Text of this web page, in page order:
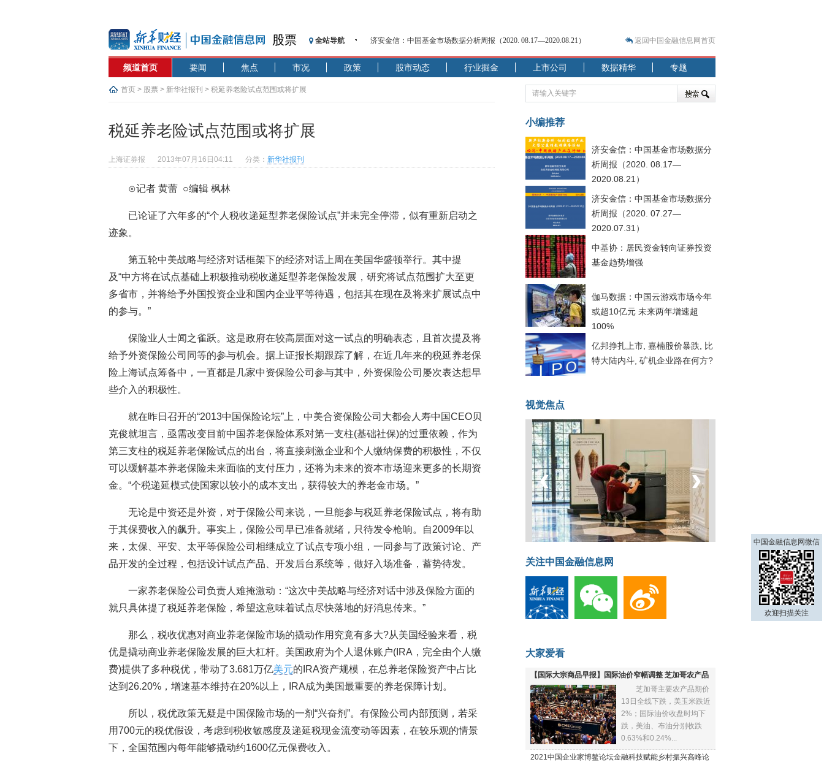
股票 全站导航
济安金信：中国基金市场数据分析周报（2020. 08.17—2020.08.21）
记者手记：疫情下的香港零售业如何浴火重生？
【见·闻】疫情下一家香港传统零售商的转型突围之旅
济安金信：中国基金市场数据分析周报（2020. 07.27—2020.07.31）
【新华财经调查】同业存单、结构性存款玩起“跷跷板” 结构性失衡藏
央行公开市场净投放300亿元 短端资金利率明显下行
恒生聚源：北斗收官之星发射成功，全产业链解析
济安金信：中国基金市场数据分析周报（2020. 08.17—2020.08.21）
返回中国金融信息网首页
频道首页 要闻 焦点 市况 政策 股市动态 行业掘金 上市公司 数据精华 专题
首页 > 股票 > 新华社报刊 > 税延养老险试点范围或将扩展
税延养老险试点范围或将扩展
上海证券报 2013年07月16日04:11 分类： 新华社报刊
⊙记者 黄蕾 ○编辑 枫林
已论证了六年多的“个人税收递延型养老保险试点”并未完全停滞，似有重新启动之
迹象。
第五轮中美战略与经济对话框架下的经济对话上周在美国华盛顿举行。其中提
及“中方将在试点基础上积极推动税收递延型养老保险发展，研究将试点范围扩大至更
多省市，并将给予外国投资企业和国内企业平等待遇，包括其在现在及将来扩展试点中
的参与。”
保险业人士闻之雀跃。这是政府在较高层面对这一试点的明确表态，且首次提及将
给予外资保险公司同等的参与机会。据上证报长期跟踪了解，在近几年来的税延养老保
险上海试点筹备中，一直都是几家中资保险公司参与其中，外资保险公司屡次表达想早
些介入的积极性。
就在昨日召开的“2013中国保险论坛”上，中美合资保险公司大都会人寿中国CEO贝
克俊就坦言，亟需改变目前中国养老保险体系对第一支柱(基础社保)的过重依赖，作为
第三支柱的税延养老保险试点的出台，将直接刺激企业和个人缴纳保费的积极性，不仅
可以缓解基本养老保险未来面临的支付压力，还将为未来的资本市场迎来更多的长期资
金。“个税递延模式使国家以较小的成本支出，获得较大的养老金市场。”
无论是中资还是外资，对于保险公司来说，一旦能参与税延养老保险试点，将有助
于其保费收入的飙升。事实上，保险公司早已准备就绪，只待发令枪响。自2009年以
来，太保、平安、太平等保险公司相继成立了试点专项小组，一同参与了政策讨论、产
品开发的全过程，包括设计试点产品、开发后台系统等，做好入场准备，蓄势待发。
一家养老保险公司负责人难掩激动：“这次中美战略与经济对话中涉及保险方面的
就只具体提了税延养老保险，希望这意味着试点尽快落地的好消息传来。”
那么，税收优惠对商业养老保险市场的撬动作用究竟有多大?从美国经验来看，税
优是撬动商业养老保险发展的巨大杠杆。美国政府为个人退休账户(IRA，完全由个人缴
费)提供了多种税优，带动了3.681万亿美元的IRA资产规模，在总养老保险资产中占比
达到26.20%，增速基本维持在20%以上，IRA成为美国最重要的养老保障计划。
所以，税优政策无疑是中国保险市场的一剂“兴奋剂”。有保险公司内部预测，若采
用700元的税优假设，考虑到税收敏感度及递延税现金流变动等因素，在较乐观的情景
下，全国范围内每年能够撬动约1600亿元保费收入。
小编推荐
济安金信：中国基金市场数据分
析周报（2020. 08.17—
2020.08.21）
济安金信：中国基金市场数据分
析周报（2020. 07.27—
2020.07.31）
中基协：居民资金转向证券投资
基金趋势增强
伽马数据：中国云游戏市场今年
或超10亿元 未来两年增速超
100%
亿邦挣扎上市, 嘉楠股价暴跌, 比
特大陆内斗, 矿机企业路在何方?
视觉焦点
菲律宾：防疫降级
‹ ›
关注中国金融信息网
大家爱看
【国际大宗商品早报】国际油价窄幅调整 芝加哥农产品
全线下跌
芝加哥主要农产品期价
13日全线下跌，美玉米跌近
2%；国际油价收盘时均下
跌，美油、布油分别收跌
0.63%和0.24%...
2021中国企业家博鳌论坛金融科技赋能乡村振兴高峰论
中国金融信息网微信
欢迎扫描关注